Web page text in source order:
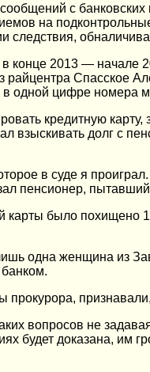
с
на
следствия,
конце 2013 —
райцентра Спасское
в одной цифре номера
кредитную
взыскивать долг с
в суде я
пенсионер,
было похищено
одна женщина из
вопросов не
будет доказана,